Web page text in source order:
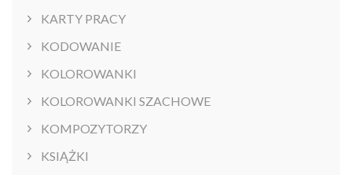
KARTY PRACY
KODOWANIE
KOLOROWANKI
KOLOROWANKI SZACHOWE
KOMPOZYTORZY
KSIĄŻKI